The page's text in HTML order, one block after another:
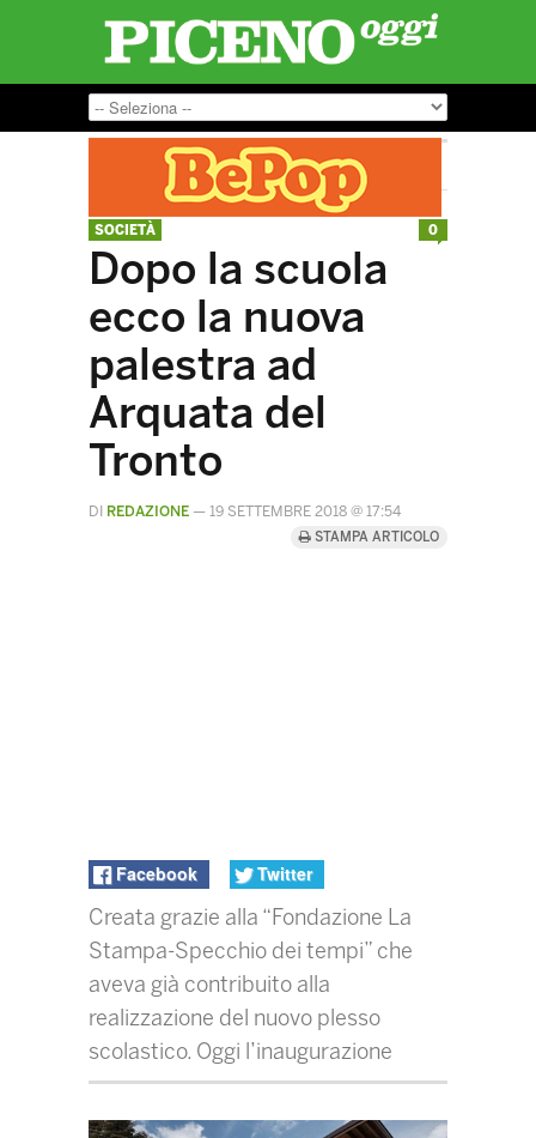
SOCIETÀ
Dopo la scuola
ecco la nuova
palestra ad
Arquata del
Tronto
DI REDAZIONE — 19 SETTEMBRE 2018 @ 17:54
STAMPA ARTICOLO
Facebook Twitter
Creata grazie alla “Fondazione La
Stampa-Specchio dei tempi” che
aveva già contribuito alla
realizzazione del nuovo plesso
scolastico. Oggi l’inaugurazione
0